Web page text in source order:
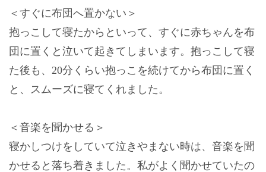
＜すぐに布団へ置かない＞
抱っこして寝たからといって、すぐに赤ちゃんを布
団に置くと泣いて起きてしまいます。抱っこして寝
た後も、20分くらい抱っこを続けてから布団に置く
と、スムーズに寝てくれました。
＜音楽を聞かせる＞
寝かしつけをしていて泣きやまない時は、音楽を聞
かせると落ち着きました。私がよく聞かせていたの